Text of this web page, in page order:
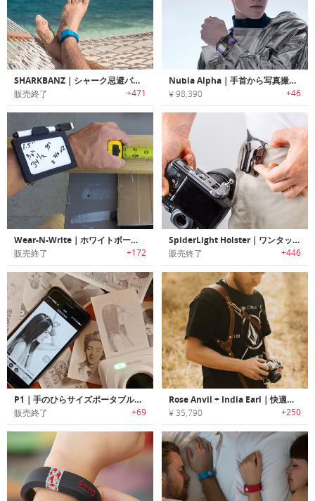
SHARKBANZ｜シャーク忌避バンド「シャークバンズ」
販売終了 +471
Nubia Alpha｜手首から写真撮影・支払い・通話が行えるリストフォン「ヌビアアルファ」
¥ 98,390 +46
Wear-N-Write｜ホワイトボード付きリストバンド「ウェアアンドライト」
販売終了 +172
SpiderLight Holster｜ワンタッチでカメラを取り付け/取り外し可能なホルスター式カメラキャリー「スパイダーライトホルスター」【並行輸入品】
販売終了 +446
P1｜手のひらサイズポータブルBluetooth 4.0プリンター「ピーワン」
販売終了 +69
Rose Anvil + India Earl｜快適に写真撮影可能なレザーカメラハーネス
¥ 35,790 +250